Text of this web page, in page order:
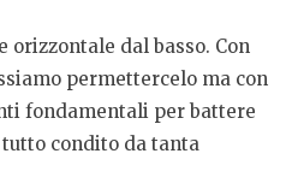
dal basso. Con
permettercelo ma con
fondamentali per battere
condito da tanta